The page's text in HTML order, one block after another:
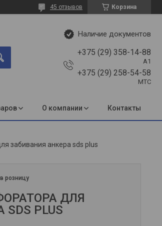
Корзина
45 отзывов
Наличие документов
+375 (29) 358-14-88
A1
+375 (29) 258-54-58
МТС
О компании Контакты
забивания анкера sds plus
розницу
ДЛЯ
PLUS